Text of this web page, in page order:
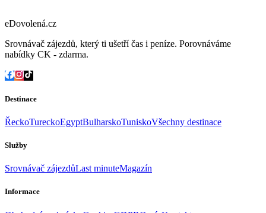
eDovolená.cz
Srovnávač zájezdů, který ti ušetří čas i peníze. Porovnáváme
nabídky CK - zdarma.
Destinace
ŘeckoTureckoEgyptBulharskoTuniskoVšechny destinace
Služby
Srovnávač zájezdůLast minuteMagazín
Informace